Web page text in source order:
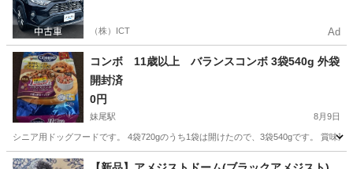
（株）ICT Ad
コンボ 11歳以上 バランスコンボ 3袋540g 外袋
開封済
0円
妹尾駅 8月9日
シニア用ドッグフードです。 4袋720gのうち1袋は開けたので、3袋540gです。 賞味
岡山 岡山市 妹尾駅 その他 ワンコ